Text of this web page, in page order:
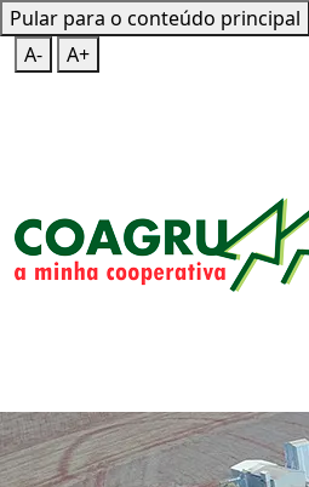
Pular para o conteúdo principal
Mapa do SiteTeclas de Atalho
A-
A+